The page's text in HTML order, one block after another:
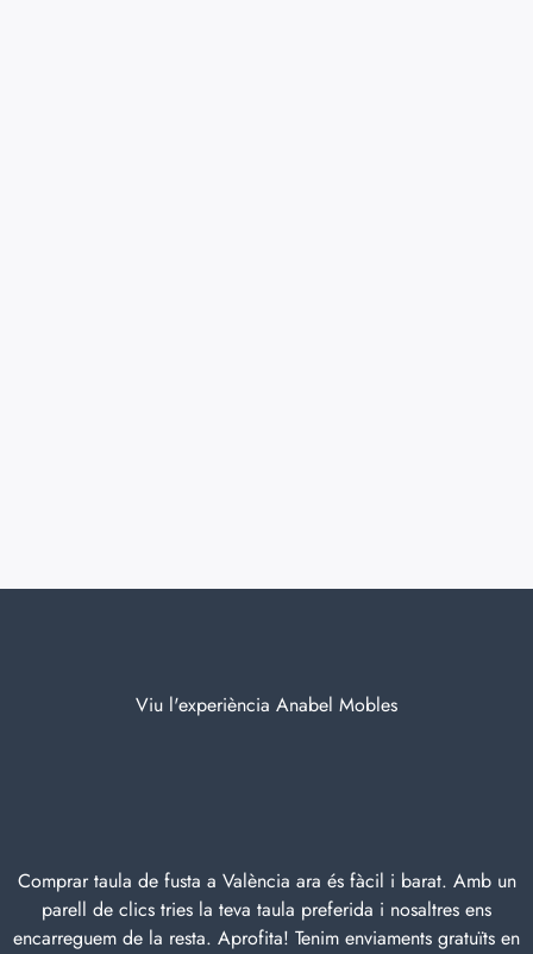
Viu l'experiència Anabel Mobles
Comprar taula de fusta a València ara és fàcil i barat. Amb un
parell de clics tries la teva taula preferida i nosaltres ens
encarreguem de la resta. Aprofita! Tenim enviaments gratuïts en